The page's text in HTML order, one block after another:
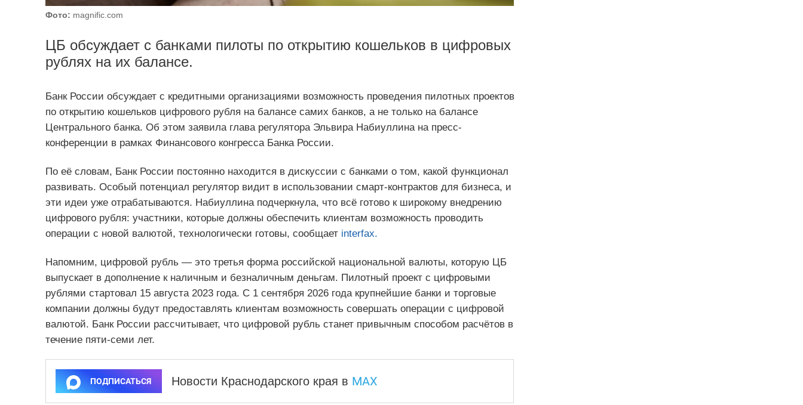
Фото: magnific.com
ЦБ обсуждает с банками пилоты по открытию кошельков в цифровых
рублях на их балансе.
Банк России обсуждает с кредитными организациями возможность проведения пилотных проектов
по открытию кошельков цифрового рубля на балансе самих банков, а не только на балансе
Центрального банка. Об этом заявила глава регулятора Эльвира Набиуллина на пресс-
конференции в рамках Финансового конгресса Банка России.
По её словам, Банк России постоянно находится в дискуссии с банками о том, какой функционал
развивать. Особый потенциал регулятор видит в использовании смарт-контрактов для бизнеса, и
эти идеи уже отрабатываются. Набиуллина подчеркнула, что всё готово к широкому внедрению
цифрового рубля: участники, которые должны обеспечить клиентам возможность проводить
операции с новой валютой, технологически готовы, сообщает interfax.
Напомним, цифровой рубль — это третья форма российской национальной валюты, которую ЦБ
выпускает в дополнение к наличным и безналичным деньгам. Пилотный проект с цифровыми
рублями стартовал 15 августа 2023 года. С 1 сентября 2026 года крупнейшие банки и торговые
компании должны будут предоставлять клиентам возможность совершать операции с цифровой
валютой. Банк России рассчитывает, что цифровой рубль станет привычным способом расчётов в
течение пяти-семи лет.
ПОДПИСАТЬСЯ Новости Краснодарского края в MAX